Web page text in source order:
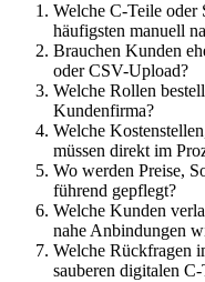
Welche C-Teile oder
häufigsten manuell
Brauchen Kunden
oder CSV-Upload?
Welche Rollen
Kundenfirma?
Welche
müssen direkt im
Wo werden Preise,
führend gepflegt?
Welche Kunden
nahe Anbindungen
Welche Rückfragen
sauberen digitalen